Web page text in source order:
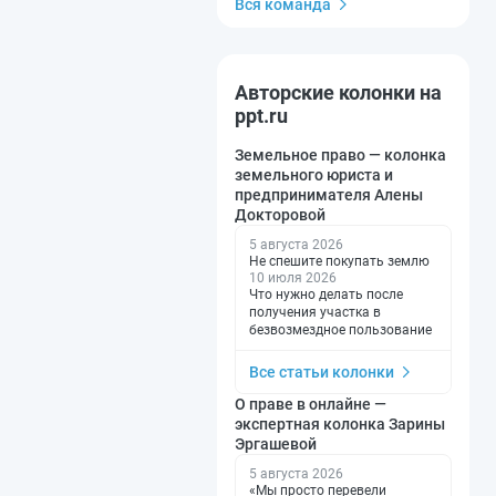
Вся команда
Авторские колонки на
ppt.ru
Земельное право — колонка
земельного юриста и
предпринимателя Алены
Докторовой
5 августа 2026
Не спешите покупать землю
10 июля 2026
Что нужно делать после
получения участка в
безвозмездное пользование
Все статьи колонки
О праве в онлайне —
экспертная колонка Зарины
Эргашевой
5 августа 2026
«Мы просто перевели